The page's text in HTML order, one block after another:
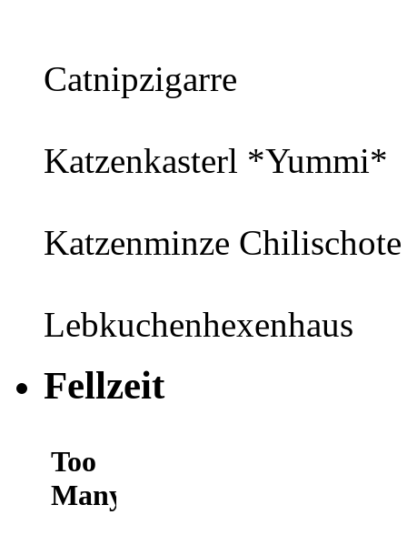
Catnipzigarre
Katzenkasterl *Yummi*
Katzenminze Chilischote
Lebkuchenhexenhaus
Fellzeit